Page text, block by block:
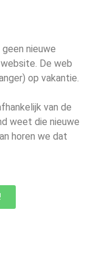
nieuwe
De web
op vakantie.
van de
weet die nieuwe
horen we dat